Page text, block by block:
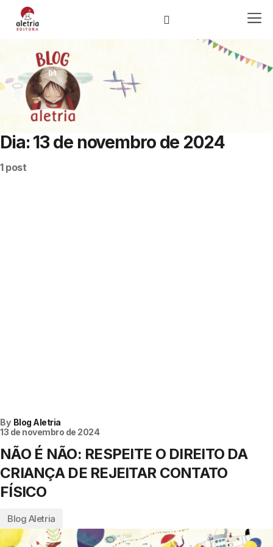
Dia:13 de novembro de 2024
1 post
By Blog Aletria
13 de novembro de 2024
NÃO É NÃO: RESPEITE O DIREITO DA
CRIANÇA DE REJEITAR CONTATO
FÍSICO
Blog Aletria